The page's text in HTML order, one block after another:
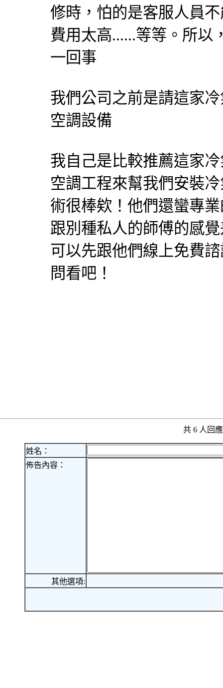
修時，怕的是客服人員
費用太高......等等。所以
一回事
我們公司之前是請這家
空調設備
我自己是比較推薦這家
空調工程來幫我們安裝
術很棒欸！他們還蠻專
跟別種私人的師傅的感
可以先跟他們線上免費
問看吧！
共 6 人回
姓名：
佈告內容：
其他選項: